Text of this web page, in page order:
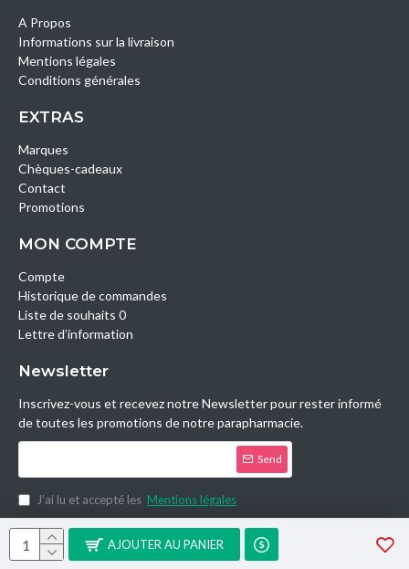
AJOUTER AU PANIER
A Propos
Informations sur la livraison
Mentions légales
Conditions générales
EXTRAS
Marques
Chèques-cadeaux
Contact
Promotions
MON COMPTE
Compte
Historique de commandes
Liste de souhaits 0
Lettre d’information
Newsletter
Inscrivez-vous et recevez notre Newsletter pour rester informé
de toutes les promotions de notre parapharmacie.
Send
J’ai lu et accepté les Mentions légales
Copyright © 2014, Parashop.tn, All Rights Reserved.